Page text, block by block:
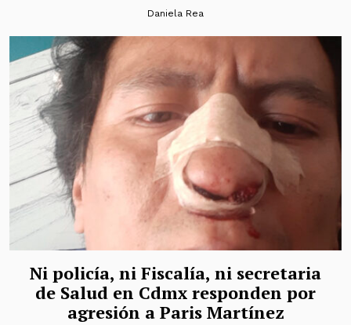
Daniela Rea
Ni policía, ni Fiscalía, ni secretaria
de Salud en Cdmx responden por
agresión a Paris Martínez